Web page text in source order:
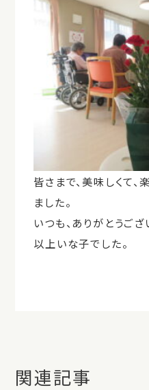
皆さまで、美味しくて
ました。
いつも、ありがとうござ
以上いな子でした。
関連記事